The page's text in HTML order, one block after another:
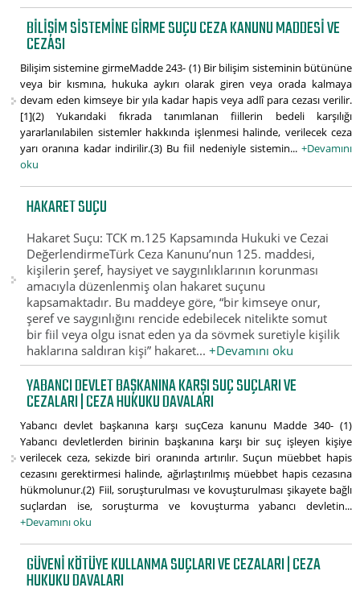
BILIŞIM SISTEMINE GIRME SUÇU CEZA KANUNU MADDESI VE
CEZASI
Bilişim sistemine girmeMadde 243- (1) Bir bilişim sisteminin bütününe
veya bir kısmına, hukuka aykırı olarak giren veya orada kalmaya
devam eden kimseye bir yıla kadar hapis veya adlî para cezası verilir.
[1](2) Yukarıdaki fıkrada tanımlanan fiillerin bedeli karşılığı
yararlanılabilen sistemler hakkında işlenmesi halinde, verilecek ceza
yarı oranına kadar indirilir.(3) Bu fiil nedeniyle sistemin... +Devamını
oku
HAKARET SUÇU
Hakaret Suçu: TCK m.125 Kapsamında Hukuki ve Cezai
DeğerlendirmeTürk Ceza Kanunu’nun 125. maddesi,
kişilerin şeref, haysiyet ve saygınlıklarının korunması
amacıyla düzenlenmiş olan hakaret suçunu
kapsamaktadır. Bu maddeye göre, “bir kimseye onur,
şeref ve saygınlığını rencide edebilecek nitelikte somut
bir fiil veya olgu isnat eden ya da sövmek suretiyle kişilik
haklarına saldıran kişi” hakaret...+Devamını oku
YABANCI DEVLET BAŞKANINA KARŞI SUÇ SUÇLARI VE
CEZALARI | CEZA HUKUKU DAVALARI
Yabancı devlet başkanına karşı suçCeza kanunu Madde 340- (1)
Yabancı devletlerden birinin başkanına karşı bir suç işleyen kişiye
verilecek ceza, sekizde biri oranında artırılır. Suçun müebbet hapis
cezasını gerektirmesi halinde, ağırlaştırılmış müebbet hapis cezasına
hükmolunur.(2) Fiil, soruşturulması ve kovuşturulması şikayete bağlı
suçlardan ise, soruşturma ve kovuşturma yabancı devletin...
+Devamını oku
GÜVENI KÖTÜYE KULLANMA SUÇLARI VE CEZALARI | CEZA
HUKUKU DAVALARI